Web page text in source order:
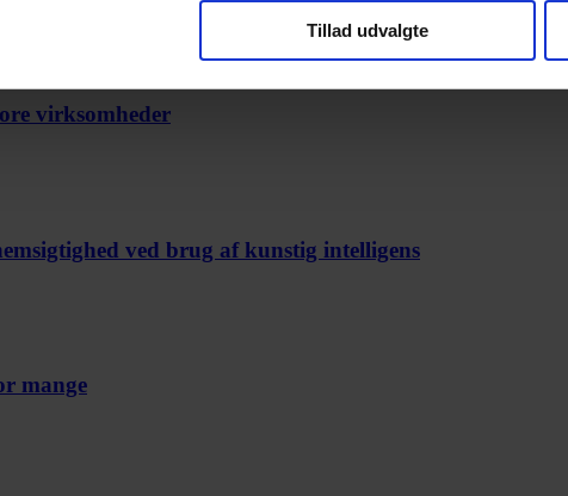
Tillad udvalgte
virksomheder
ved brug af kunstig intelligens
mange